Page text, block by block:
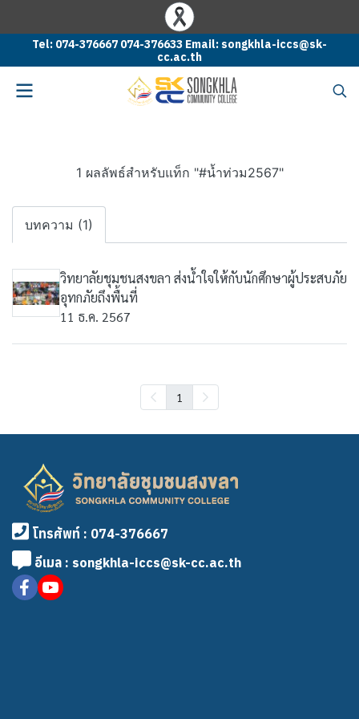
Tel: 074-376667 074-376633 Email: songkhla-iccs@sk-
cc.ac.th
1 ผลลัพธ์สำหรับแท็ก "#น้ำท่วม2567"
บทความ (1)
วิทยาลัยชุมชนสงขลา ส่งน้ำใจให้กับนักศึกษาผู้ประสบภัย
อุทกภัยถึงพื้นที่
11 ธ.ค. 2567
1
โทรศัพท์ : 074-376667
อีเมล : songkhla-iccs@sk-cc.ac.th